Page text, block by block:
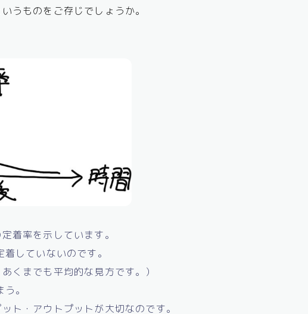
うものをご存じでしょうか。
着率を示しています。
していないのです。
くまでも平均的な見方です。）
。
ト・アウトプットが大切なのです。